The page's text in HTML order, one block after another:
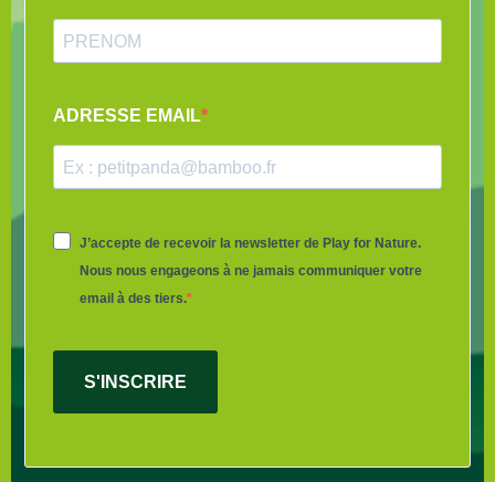
ADRESSE EMAIL
J’accepte de recevoir la newsletter de Play for Nature.
Nous nous engageons à ne jamais communiquer votre
email à des tiers.
S'INSCRIRE